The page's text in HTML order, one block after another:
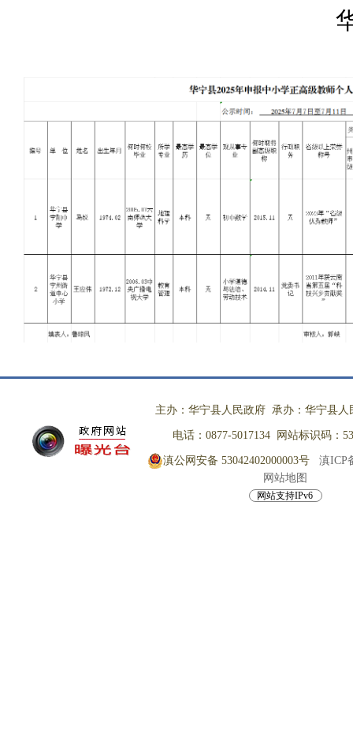
主办：华宁县人民政府 承办：华宁县人
电话：0877-5017134 网站标识码：
滇公网安备 53042402000003号
滇ICP
网站地图
网站支持IPv6